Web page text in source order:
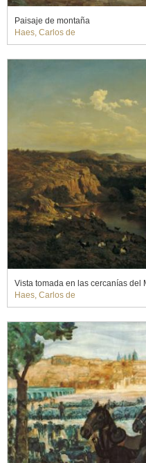
Paisaje de montaña
Haes, Carlos de
Vista tomada en las cercanías del
Haes, Carlos de